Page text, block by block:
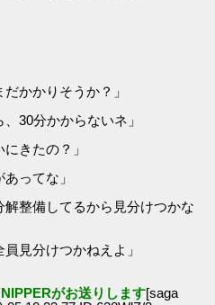
かかりそうか？」
30分かからないネ」
きたの？」
ってな」
整備してるから見分けつかな
見分けつかねえよ」
がお送りします[saga